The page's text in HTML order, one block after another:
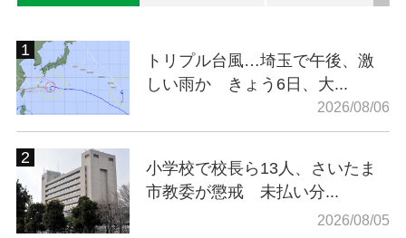
トリプル台風…埼玉で午後、激
しい雨か きょう6日、大...
2026/08/06
小学校で校長ら13人、さいたま
市教委が懲戒 未払い分...
2026/08/05